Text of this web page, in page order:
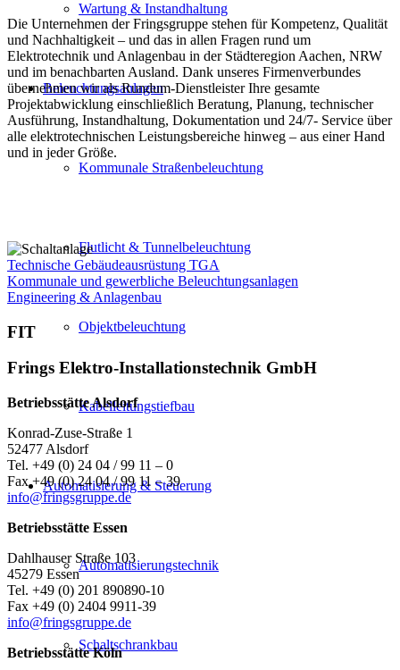
Wartung & Instandhaltung
Beleuchtungsanlagen
Kommunale Straßenbeleuchtung
Flutlicht & Tunnelbeleuchtung
Objektbeleuchtung
Kabelleitungstiefbau
Automatisierung & Steuerung
Automatisierungstechnik
Schaltschrankbau
Die Unternehmen der Fringsgruppe stehen für Kompetenz, Qualität
und Nachhaltigkeit – und das in allen Fragen rund um
Elektrotechnik und Anlagenbau in der Städteregion Aachen, NRW
und im benachbarten Ausland. Dank unseres Firmenverbundes
übernehmen wir als Rundum-Dienstleister Ihre gesamte
Projektabwicklung einschließlich Beratung, Planung, technischer
Ausführung, Instandhaltung, Dokumentation und 24/7- Service über
alle elektrotechnischen Leistungsbereiche hinweg – aus einer Hand
und in jeder Größe.
Technische Gebäudeausrüstung TGA
Kommunale und gewerbliche Beleuchtungsanlagen
Engineering & Anlagenbau
FIT
Frings Elektro-Installationstechnik GmbH
Betriebsstätte Alsdorf
Konrad-Zuse-Straße 1
52477 Alsdorf
Tel. +49 (0) 24 04 / 99 11 – 0
Fax +49 (0) 24 04 / 99 11 – 39
info@fringsgruppe.de
Betriebsstätte Essen
Dahlhauser Straße 103
45279 Essen
Tel. +49 (0) 201 890890-10
Fax +49 (0) 2404 9911-39
info@fringsgruppe.de
Betriebsstätte Köln